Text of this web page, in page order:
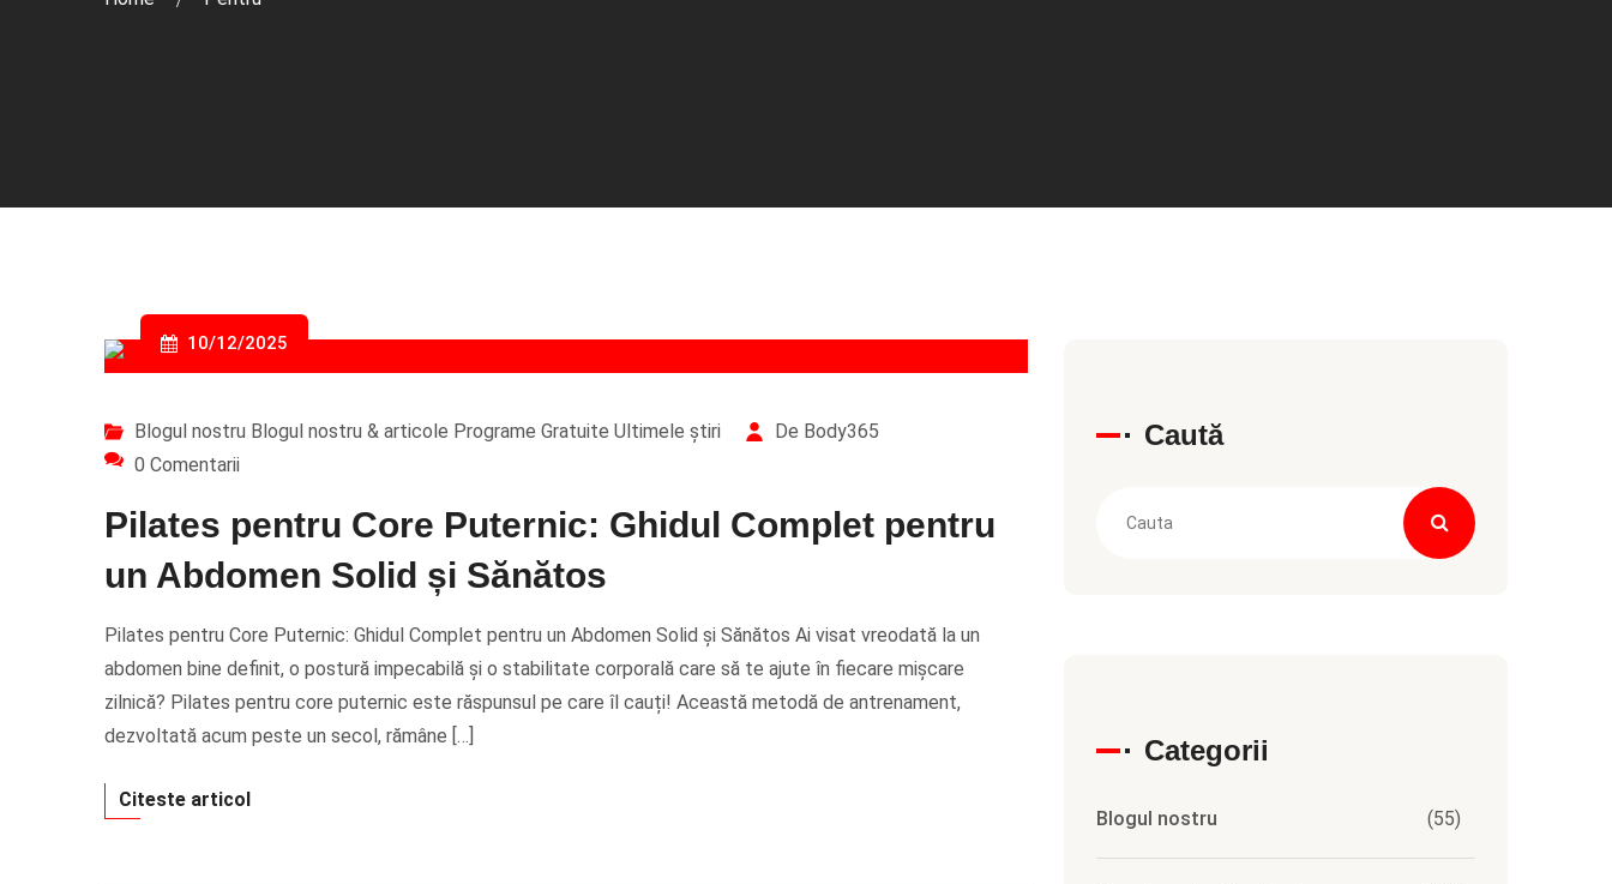
10/12/2025
Blogul nostru Blogul nostru & articole Programe Gratuite Ultimele știri
De Body365
0 Comentarii
Pilates pentru Core Puternic: Ghidul Complet pentru
un Abdomen Solid și Sănătos
Pilates pentru Core Puternic: Ghidul Complet pentru un Abdomen Solid și Sănătos Ai visat vreodată la un
abdomen bine definit, o postură impecabilă și o stabilitate corporală care să te ajute în fiecare mișcare
zilnică? Pilates pentru core puternic este răspunsul pe care îl cauți! Această metodă de antrenament,
dezvoltată acum peste un secol, rămâne […]
Citeste articol
Caută
Categorii
Blogul nostru (55)